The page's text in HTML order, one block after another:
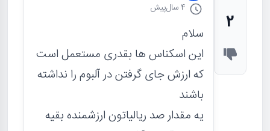
2
4 سال پیش
سلام
این اسکناس ها بقدری مستعمل است
که ارزش جای گرفتن در آلبوم را نداشته
باشند
یه مقدار صد ریالیاتون ارزشمنده بقیه